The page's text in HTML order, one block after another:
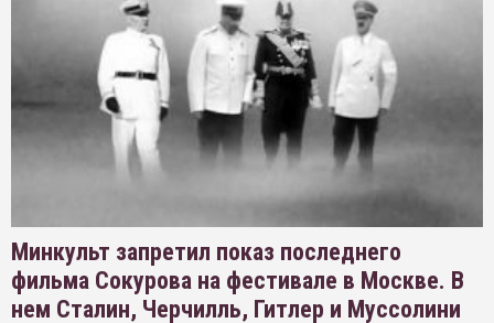
Минкульт запретил показ последнего
фильма Сокурова на фестивале в Москве. В
нем Сталин, Черчилль, Гитлер и Муссолини